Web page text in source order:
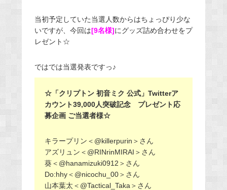
当初予定していた当選人数からはちょっぴり少な
いですが、今回は[9名様]にグッズ詰め合わせをプ
レゼント☆
ではでは当選発表ですっ♪
☆「クリプトン 初音ミク 公式」Twitterア
カウント39,000人突破記念 プレゼント応
募企画 ご当選者様☆
キラープリン＜@killerpurin＞さん
アズリュン＜@RINrinMIRAI＞さん
葵＜@hanamizuki0912＞さん
Do:hhy＜@nicochu_00＞さん
山本葉太＜@Tactical_Taka＞さん